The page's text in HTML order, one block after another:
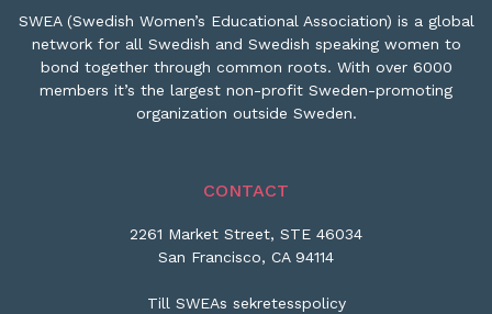
SWEA (Swedish Women’s Educational Association) is a global
network for all Swedish and Swedish speaking women to
bond together through common roots. With over 6000
members it’s the largest non-profit Sweden-promoting
organization outside Sweden.
CONTACT
2261 Market Street, STE 46034
San Francisco, CA 94114
Till SWEAs sekretesspolicy